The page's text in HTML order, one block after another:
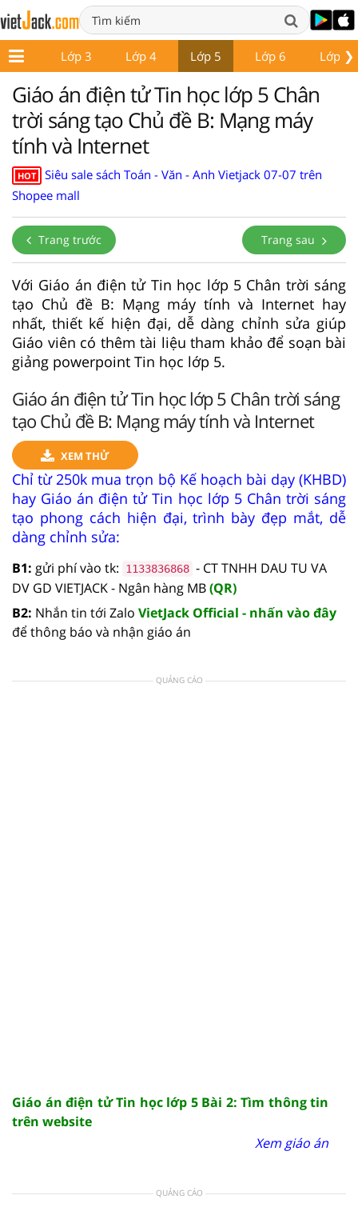
❯
2 Lớp 3 Lớp 4 Lớp 5 Lớp 6 Lớp 7
Giáo án điện tử Tin học lớp 5 Chân
trời sáng tạo Chủ đề B: Mạng máy
tính và Internet
HOT
Siêu sale sách Toán - Văn - Anh Vietjack 07-07 trên
Shopee mall
Trang trước Trang sau
Với Giáo án điện tử Tin học lớp 5 Chân trời sáng
tạo Chủ đề B: Mạng máy tính và Internet hay
nhất, thiết kế hiện đại, dễ dàng chỉnh sửa giúp
Giáo viên có thêm tài liệu tham khảo để soạn bài
giảng powerpoint Tin học lớp 5.
Giáo án điện tử Tin học lớp 5 Chân trời sáng
tạo Chủ đề B: Mạng máy tính và Internet
XEM THỬ
Chỉ từ 250k mua trọn bộ Kế hoạch bài dạy (KHBD)
hay Giáo án điện tử Tin học lớp 5 Chân trời sáng
tạo phong cách hiện đại, trình bày đẹp mắt, dễ
dàng chỉnh sửa:
B1: gửi phí vào tk: 1133836868 - CT TNHH DAU TU VA
DV GD VIETJACK - Ngân hàng MB(QR)
B2: Nhắn tin tới Zalo VietJack Official - nhấn vào đây
để thông báo và nhận giáo án
QUẢNG CÁO
Giáo án điện tử Tin học lớp 5 Bài 2: Tìm thông tin
trên website
Xem giáo án
QUẢNG CÁO